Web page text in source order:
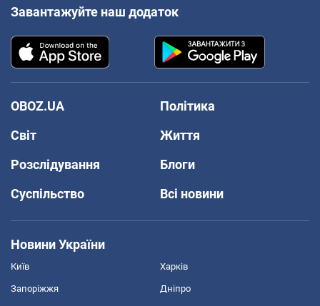
Завантажуйте наш додаток
OBOZ.UA
Політика
Світ
Життя
Розслідування
Блоги
Суспільство
Всі новини
Новини України
Київ Харків
Запоріжжя Дніпро